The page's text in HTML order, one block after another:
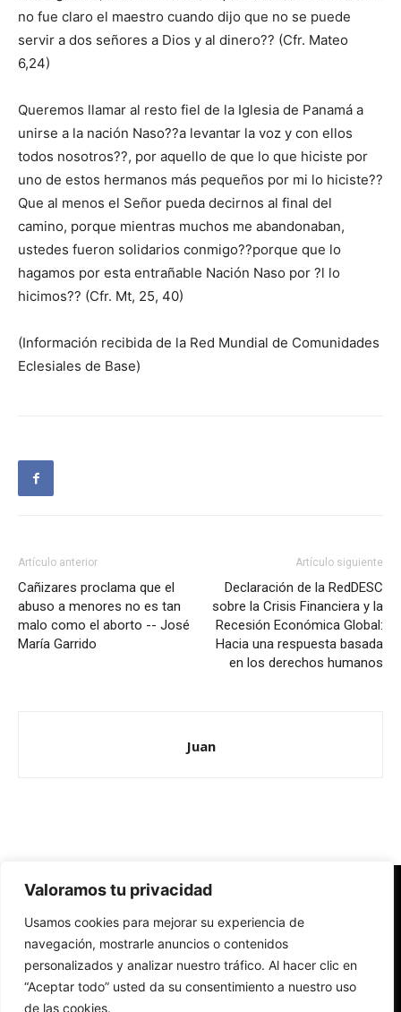
Valoramos tu privacidad
Usamos cookies para mejorar su experiencia de
navegación, mostrarle anuncios o contenidos
personalizados y analizar nuestro tráfico. Al hacer clic en
“Aceptar todo” usted da su consentimiento a nuestro uso
de las cookies.
no fue claro el maestro cuando dijo que no se puede
servir a dos señores a Dios y al dinero?? (Cfr. Mateo
6,24)
Queremos llamar al resto fiel de la Iglesia de Panamá a
unirse a la nación Naso??a levantar la voz y con ellos
todos nosotros??, por aquello de que lo que hiciste por
uno de estos hermanos más pequeños por mi lo hiciste??
Que al menos el Señor pueda decirnos al final del
camino, porque mientras muchos me abandonaban,
ustedes fueron solidarios conmigo??porque que lo
hagamos por esta entrañable Nación Naso por ?l lo
hicimos?? (Cfr. Mt, 25, 40)
(Información recibida de la Red Mundial de Comunidades
Eclesiales de Base)
Artículo anterior
Cañizares proclama que el
abuso a menores no es tan
malo como el aborto -- José
María Garrido
Artículo siguiente
Declaración de la RedDESC
sobre la Crisis Financiera y la
Recesión Económica Global:
Hacia una respuesta basada
en los derechos humanos
Juan
Redes Cristianas
Una mirada alternativa sobre la Iglesia católica y la sociedad
- Colectivos de Redes Cristianas